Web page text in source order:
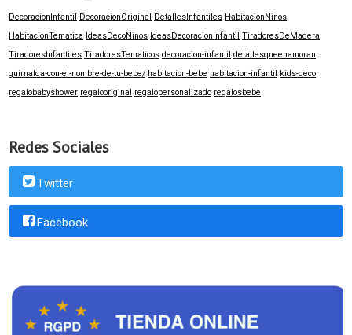
DecoracionInfantil DecoracionOriginal DetallesInfantiles HabitacionNinos
HabitacionTematica IdeasDecoNinos IdeasDecoracionInfantil TiradoresDeMadera
TiradoresInfantiles TiradoresTematicos decoracion-infantil detallesqueenamoran
guirnalda-con-el-nombre-de-tu-bebe/ habitacion-bebe habitacion-infantil
kids-deco
regalobabyshower regalooriginal regalopersonalizado regalosbebe
Redes Sociales
Twitter
Facebook